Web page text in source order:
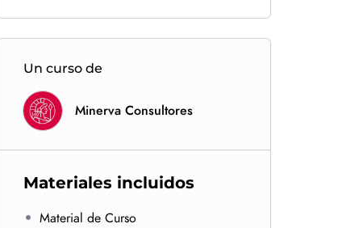
Un curso de
Minerva Consultores
Materiales incluidos
Material de Curso